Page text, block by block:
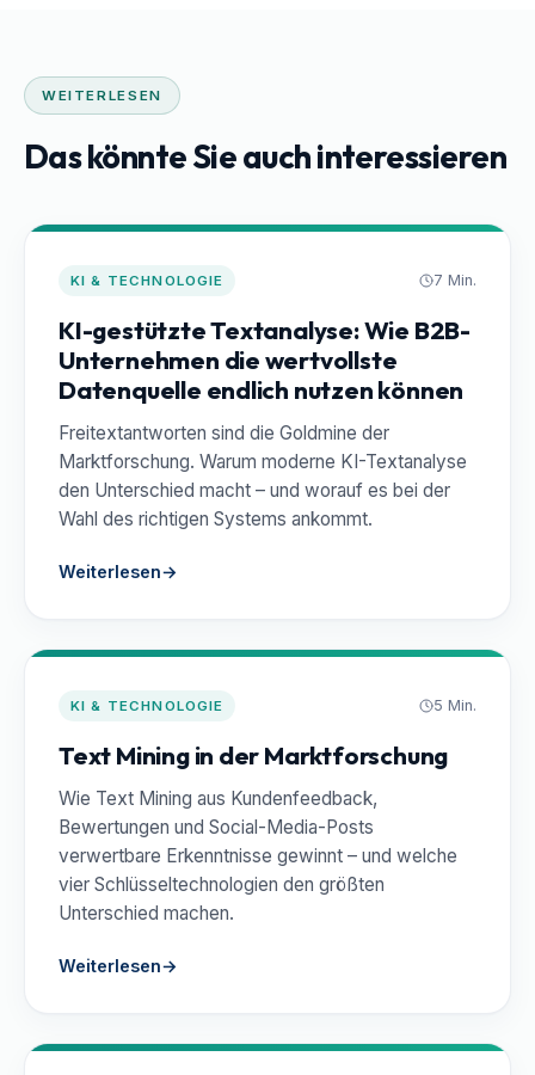
WEITERLESEN
Das könnte Sie auch interessieren
KI & TECHNOLOGIE 7 Min.
KI-gestützte Textanalyse: Wie B2B-
Unternehmen die wertvollste
Datenquelle endlich nutzen können
Freitextantworten sind die Goldmine der
Marktforschung. Warum moderne KI-Textanalyse
den Unterschied macht – und worauf es bei der
Wahl des richtigen Systems ankommt.
Weiterlesen→
KI & TECHNOLOGIE 5 Min.
Text Mining in der Marktforschung
Wie Text Mining aus Kundenfeedback,
Bewertungen und Social-Media-Posts
verwertbare Erkenntnisse gewinnt – und welche
vier Schlüsseltechnologien den größten
Unterschied machen.
Weiterlesen→